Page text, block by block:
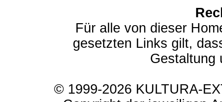
Für alle von dieser
gesetzten Links gilt,
Gestaltung
© 1999-2026 KULTURA-